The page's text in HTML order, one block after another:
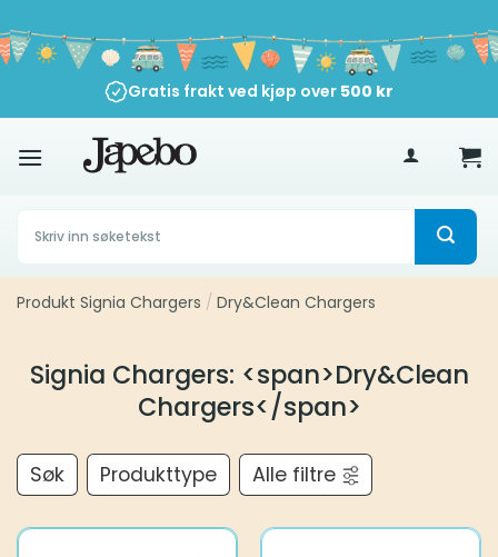
to
content
Gratis frakt ved kjøp over 500 kr
Søk
etter:
Produkt Signia Chargers / Dry&Clean Chargers
Signia Chargers: <span>Dry&Clean
Chargers</span>
Søk Produkttype Alle filtre